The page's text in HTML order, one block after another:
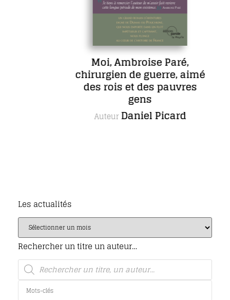
Moi, Ambroise Paré,
chirurgien de guerre, aimé
des rois et des pauvres
gens
AuteurDaniel Picard
Les actualités
Rechercher un titre un auteur…